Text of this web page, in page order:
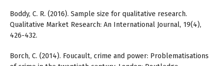
Boddy, C. R. (2016). Sample size for qualitative research.
Qualitative Market Research: An International Journal, 19(4),
426-432.
Borch, C. (2014). Foucault, crime and power: Problematisations